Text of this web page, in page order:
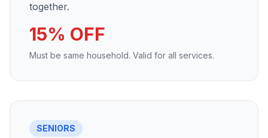
together.
15% OFF
Must be same household. Valid for all services.
SENIORS